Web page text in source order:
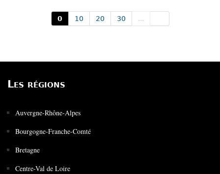
0 10 20 30 ...
Les régions
Auvergne-Rhône-Alpes
Bourgogne-Franche-Comté
Bretagne
Centre-Val de Loire